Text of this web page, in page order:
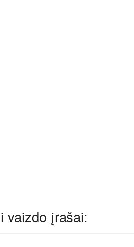
vaizdo įrašai: